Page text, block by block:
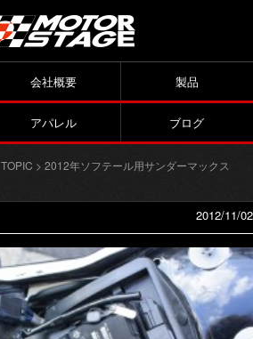
会社概要 製品
アパレル ブログ
TOPIC > 2012年ソフテール用サンダーマックス
2012/11/02